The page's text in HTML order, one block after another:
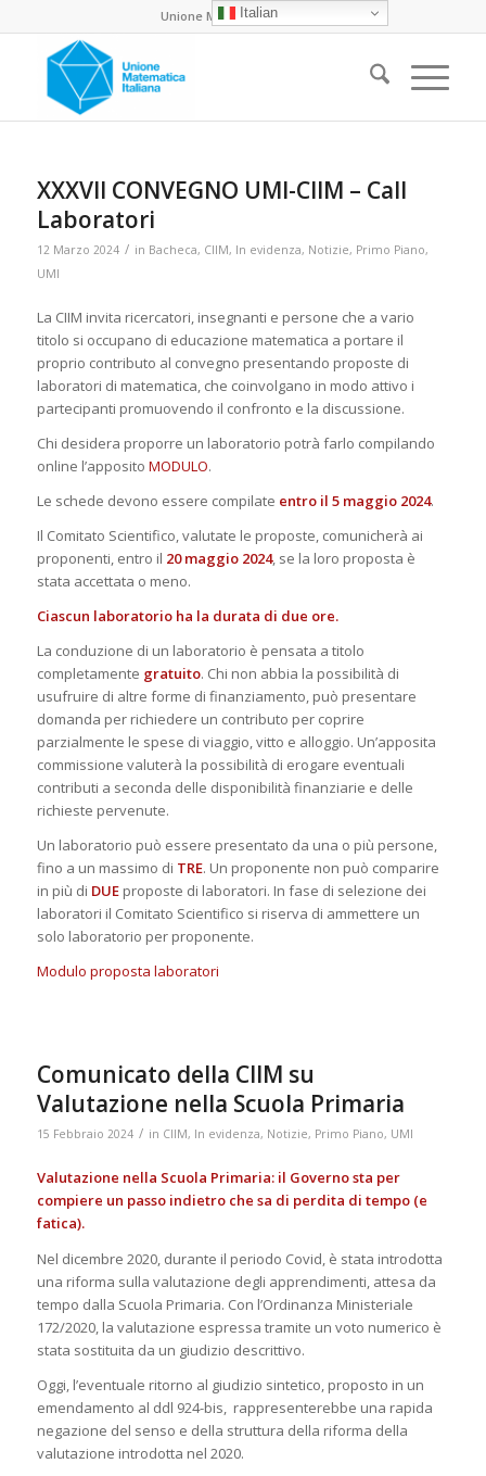
Unione Matematica Italiana
XXXVII CONVEGNO UMI-CIIM – Call
Laboratori
12 Marzo 2024 / in Bacheca, CIIM, In evidenza, Notizie, Primo Piano,
UMI
La CIIM invita ricercatori, insegnanti e persone che a vario
titolo si occupano di educazione matematica a portare il
proprio contributo al convegno presentando proposte di
laboratori di matematica, che coinvolgano in modo attivo i
partecipanti promuovendo il confronto e la discussione.
Chi desidera proporre un laboratorio potrà farlo compilando
online l’apposito MODULO.
Le schede devono essere compilate entro il 5 maggio 2024.
Il Comitato Scientifico, valutate le proposte, comunicherà ai
proponenti, entro il 20 maggio 2024, se la loro proposta è
stata accettata o meno.
Ciascun laboratorio ha la durata di due ore.
La conduzione di un laboratorio è pensata a titolo
completamente gratuito. Chi non abbia la possibilità di
usufruire di altre forme di finanziamento, può presentare
domanda per richiedere un contributo per coprire
parzialmente le spese di viaggio, vitto e alloggio. Un’apposita
commissione valuterà la possibilità di erogare eventuali
contributi a seconda delle disponibilità finanziarie e delle
richieste pervenute.
Un laboratorio può essere presentato da una o più persone,
fino a un massimo di TRE. Un proponente non può comparire
in più di DUEproposte di laboratori. In fase di selezione dei
laboratori il Comitato Scientifico si riserva di ammettere un
solo laboratorio per proponente.
Modulo proposta laboratori
Comunicato della CIIM su
Valutazione nella Scuola Primaria
15 Febbraio 2024 / in CIIM, In evidenza, Notizie, Primo Piano, UMI
Valutazione nella Scuola Primaria: il Governo sta per
compiere un passo indietro che sa di perdita di tempo (e
fatica).
Nel dicembre 2020, durante il periodo Covid, è stata introdotta
una riforma sulla valutazione degli apprendimenti, attesa da
tempo dalla Scuola Primaria. Con l’Ordinanza Ministeriale
172/2020, la valutazione espressa tramite un voto numerico è
stata sostituita da un giudizio descrittivo.
Oggi, l’eventuale ritorno al giudizio sintetico, proposto in un
emendamento al ddl 924-bis, rappresenterebbe una rapida
negazione del senso e della struttura della riforma della
valutazione introdotta nel 2020.
Italian